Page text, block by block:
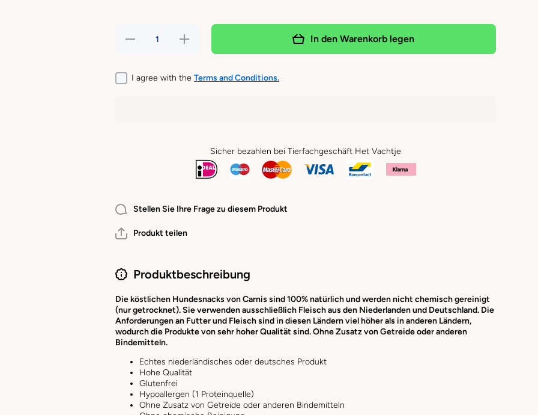
Verringere
Rindereuter
Hundesnack
Erhöhe die
Menge für
CARNIS -
Hundesnack
In den Warenkorb legen
I agree with the Terms and Conditions.
Sicher bezahlen bei Tierfachgeschäft Het Vachtje
Stellen Sie Ihre Frage zu diesem Produkt
Produkt teilen
Produktbeschreibung
Die köstlichen Hundesnacks von Carnis sind 100% natürlich und werden nicht chemisch gereinigt
(nur getrocknet). Sie verwenden ausschließlich Fleisch aus den Niederlanden und Deutschland. Die
Anforderungen an Futter und Fleisch sind in diesen Ländern viel höher als in anderen Ländern,
wodurch die Produkte von sehr hoher Qualität sind. Ohne Zusatz von Getreide oder anderen
Bindemitteln.
Echtes niederländisches oder deutsches Produkt
Hohe Qualität
Glutenfrei
Hypoallergen (1 Proteinquelle)
Ohne Zusatz von Getreide oder anderen Bindemitteln